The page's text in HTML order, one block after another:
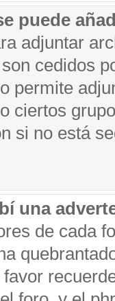
puede
adjuntar
cedidos
permite
ciertos
si no está
una
de cada